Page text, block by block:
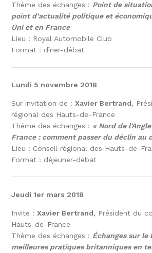
Thème des échanges : Point de
point d’actualité politique et
Uni et en France
Lieu : Royal Automobile Club
Format : dîner-débat
Lundi 5 novembre 2018
Sur invitation de :Xavier Bertrand,
régional des Hauts-de-France
Thème des échanges : « Nord de
France : comment passer du déclin au
Lieu : Conseil régional des Hauts-de-
Format : déjeuner-débat
Jeudi 1er mars 2018
Invité :Xavier Bertrand, Président du
Hauts-de-France
Thème des échanges : Échanges sur le
meilleures pratiques britanniques en